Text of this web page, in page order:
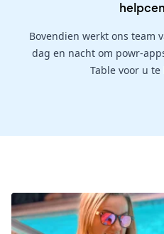
Bovendien werkt ons team
dag en nacht om powr-
Table voor u